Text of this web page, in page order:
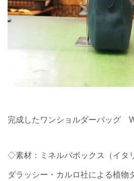
完成したワンショルダーバッグ
◇素材：ミネルバボックス（イタ
ダラッシー・カルロ社による植